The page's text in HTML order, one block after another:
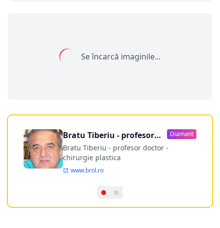
Se încarcă imaginile...
Bratu Tiberiu - profesor
doctor
Diamant
Bratu Tiberiu - profesor doctor -
chirurgie plastica
www.brol.ro